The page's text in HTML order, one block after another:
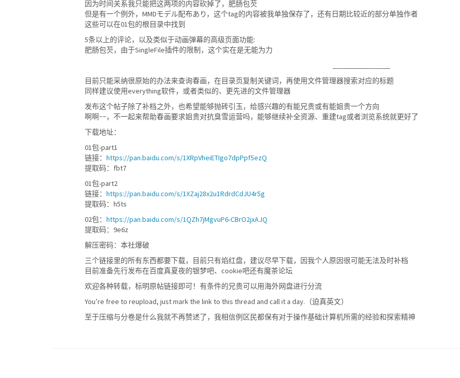
因为时间关系我只能把这两项的内容砍掉了，肥肠包芡
但是有一个例外，MMDモデル配布あり，这个tag的内容被我单独保存了，还有日期比较近的部分单独作者
这些可以在01包的根目录中找到
5条以上的评论，以及类似于动画弹幕的高级页面功能:
肥肠包芡，由于SingleFile插件的限制，这个实在是无能为力
目前只能采纳很原始的办法来查询春画，在目录页复制关键词，再使用文件管理器搜索对应的标题
同样建议使用everything软件，或者类似的、更先进的文件管理器
发布这个帖子除了补档之外，也希望能够抛砖引玉，给感兴趣的有能兄贵或有能姐贵一个方向
啊啊~~，不一起来帮助春画要求姐贵对抗臭雪运营吗，能够继续补全资源、重建tag或者浏览系统就更好了
下载地址：
01包-part1
链接： https://pan.baidu.com/s/1XRpVheiETIgo7dpPpf5ezQ
提取码：fbt7
01包-part2
链接： https://pan.baidu.com/s/1XZaj28x2u1RdrdCdJU4r5g
提取码：h5ts
02包： https://pan.baidu.com/s/1QZh7jMgvuP6-CBrO2jxAJQ
提取码：9e6z
解压密码：本社爆破
三个链接里的所有东西都要下载，目前只有焰红盘，建议尽早下载，因我个人原因很可能无法及时补档
目前准备先行发布在百度真夏夜的银梦吧、cookie吧还有魔茶论坛
欢迎各种转载，标明原帖链接即可！有条件的兄贵可以用海外网盘进行分流
You’re free to reupload, just mark the link to this thread and call it a day.（迫真英文）
至于压缩与分卷是什么我就不再赞述了，我相信例区民都保有对于操作基础计算机所需的经验和探索精神